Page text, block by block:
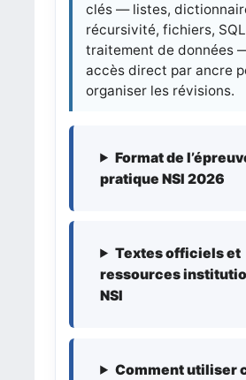
clés — listes,
récursivité, fichiers,
traitement de données
accès direct par ancre
organiser les révisions.
Format de
pratique NSI 2026
Textes officiels et
ressources
NSI
Comment utiliser